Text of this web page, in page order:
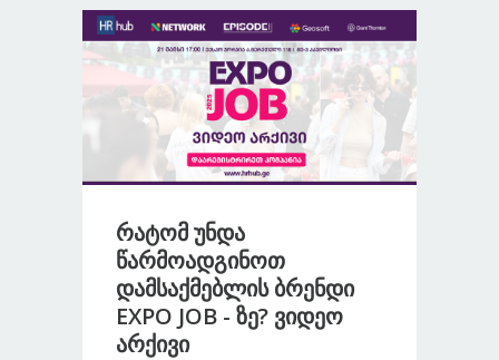
Რატომ Უნდა
Წარმოადგინოთ
Დამსაქმებლის Ბრენდი
EXPO JOB - Ზე? Ვიდეო
Არქივი